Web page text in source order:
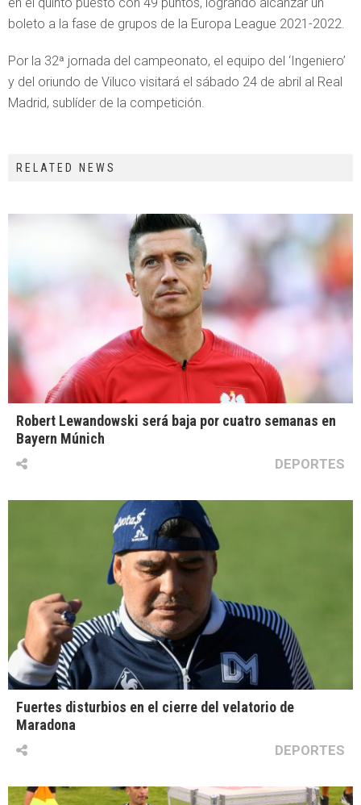
boleto a la fase de grupos de la Europa League 2021-2022.
Por la 32ª jornada del campeonato, el equipo del ‘Ingeniero’
y del oriundo de Viluco visitará el sábado 24 de abril al Real
Madrid, sublíder de la competición.
RELATED NEWS
Robert Lewandowski será baja por cuatro semanas en
Bayern Múnich
DEPORTES
Fuertes disturbios en el cierre del velatorio de
Maradona
DEPORTES